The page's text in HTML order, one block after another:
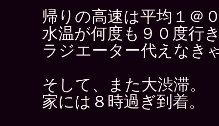
帰りの高速は平均１＠
水温が何度も９０度行
ラジエーター代えなき
そして、また大渋滞。
家には８時過ぎ到着。